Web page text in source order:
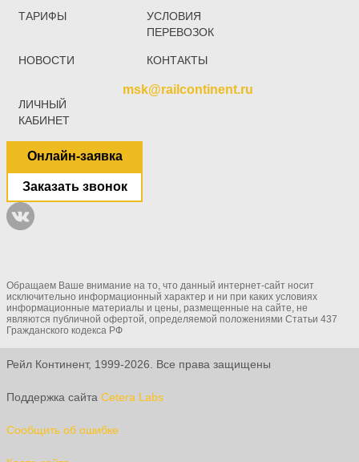
ТАРИФЫ
УСЛОВИЯ
ПЕРЕВОЗОК
НОВОСТИ КОНТАКТЫ
ЛИЧНЫЙ
КАБИНЕТ
msk@railcontinent.ru
Онлайн-заявка
Заказать звонок
Обращаем Ваше внимание на то, что данный интернет-сайт носит
исключительно информационный характер и ни при каких условиях
информационные материалы и цены, размещенные на сайте, не
являются публичной офертой, определяемой положениями Статьи 437
Гражданского кодекса РФ
Рейл Континент, 1999-2026. Все права защищены
Поддержка сайта Cetera Labs
Сообщить об ошибке